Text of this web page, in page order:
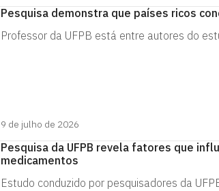
Pesquisa demonstra que países ricos
Professor da UFPB está entre autores do
9 de julho de 2026
Pesquisa da UFPB revela fatores que
medicamentos
Estudo conduzido por pesquisadores da